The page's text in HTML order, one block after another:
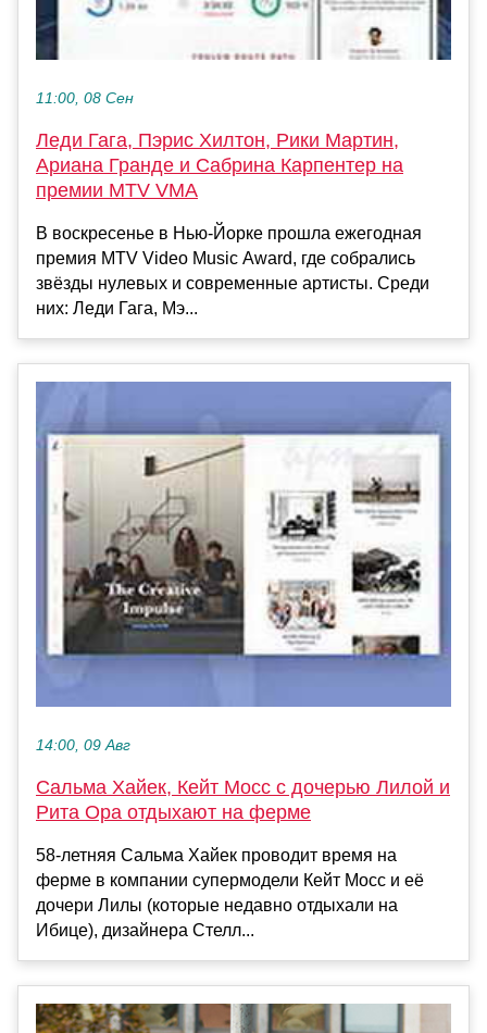
11:00, 08 Сен
Леди Гага, Пэрис Хилтон, Рики Мартин,
Ариана Гранде и Сабрина Карпентер на
премии MTV VMA
В воскресенье в Нью-Йорке прошла ежегодная
премия MTV Video Music Award, где собрались
звёзды нулевых и современные артисты. Среди
них: Леди Гага, Мэ...
14:00, 09 Авг
Сальма Хайек, Кейт Мосс с дочерью Лилой и
Рита Ора отдыхают на ферме
58-летняя Сальма Хайек проводит время на
ферме в компании супермодели Кейт Мосс и её
дочери Лилы (которые недавно отдыхали на
Ибице), дизайнера Стелл...